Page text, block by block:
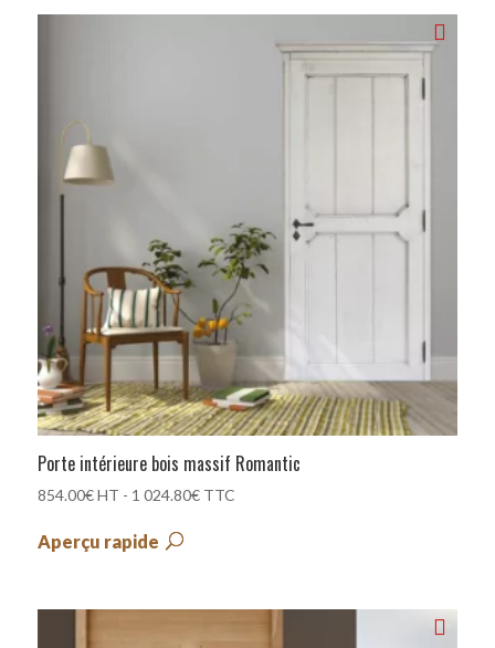
Porte intérieure bois massif Romantic
854.00€ HT - 1 024.80€TTC
Aperçu rapide